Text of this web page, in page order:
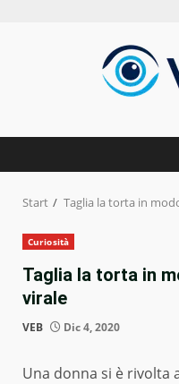
Start Taglia la torta in
Curiosità
Taglia la torta in
virale
VEB Dic 4, 2020
Una donna si è rivolta